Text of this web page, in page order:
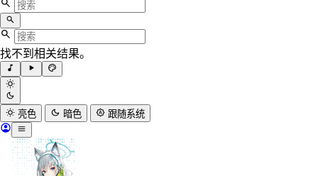
找不到相关结果。
亮色 暗色 跟随系统